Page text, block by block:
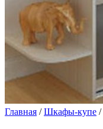
Главная /Шкафы-купе /